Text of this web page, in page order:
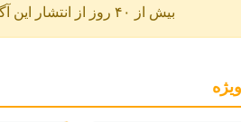
بیش از ۴۰ روز از انتشار این آگهی گذشته و ممکن است اطلاعات آن به‌روز نباشد.